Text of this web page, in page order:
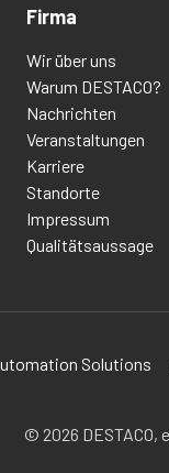
Firma
Wir über uns
Warum DESTACO?
Nachrichten
Veranstaltungen
Karriere
Standorte
Impressum
Qualitätsaussage
Solutions
© 2026 DESTACO,